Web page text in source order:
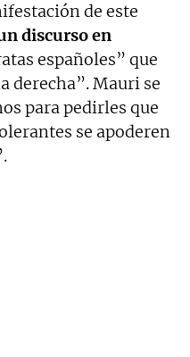
de este
discurso en
españoles” que
derecha”. Mauri se
para pedirles que
se apoderen